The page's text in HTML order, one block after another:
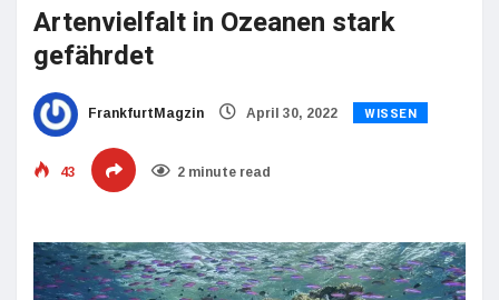
Artenvielfalt in Ozeanen stark
gefährdet
FrankfurtMagzin April 30, 2022 WISSEN
43 2 minute read